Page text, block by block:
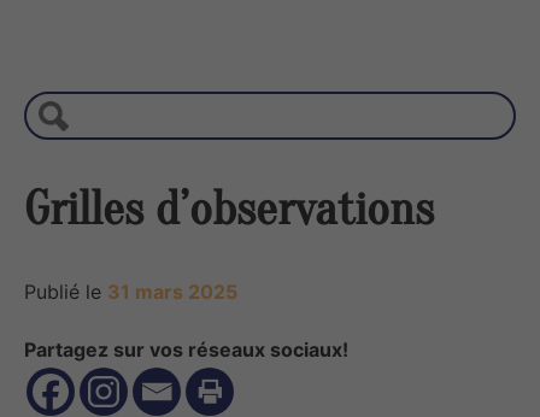
c
h
r
c
Grilles d’observations
Publié le 31 mars 2025
Partagez sur vos réseaux sociaux!